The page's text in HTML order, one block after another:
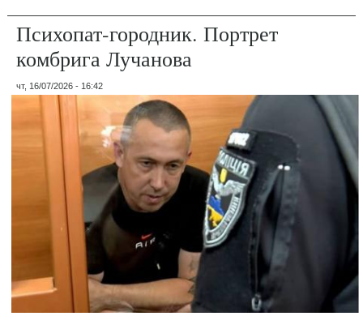
Психопат-городник. Портрет
комбрига Лучанова
чт, 16/07/2026 - 16:42